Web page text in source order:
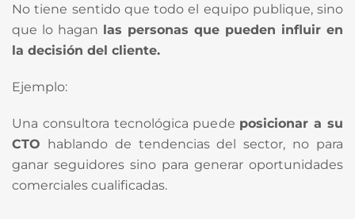
No tiene sentido que todo el equipo publique, sino
que lo hagan las personas que pueden influir en
la decisión del cliente.
Ejemplo:
Una consultora tecnológica puede posicionar a su
CTO hablando de tendencias del sector, no para
ganar seguidores sino para generar oportunidades
comerciales cualificadas.